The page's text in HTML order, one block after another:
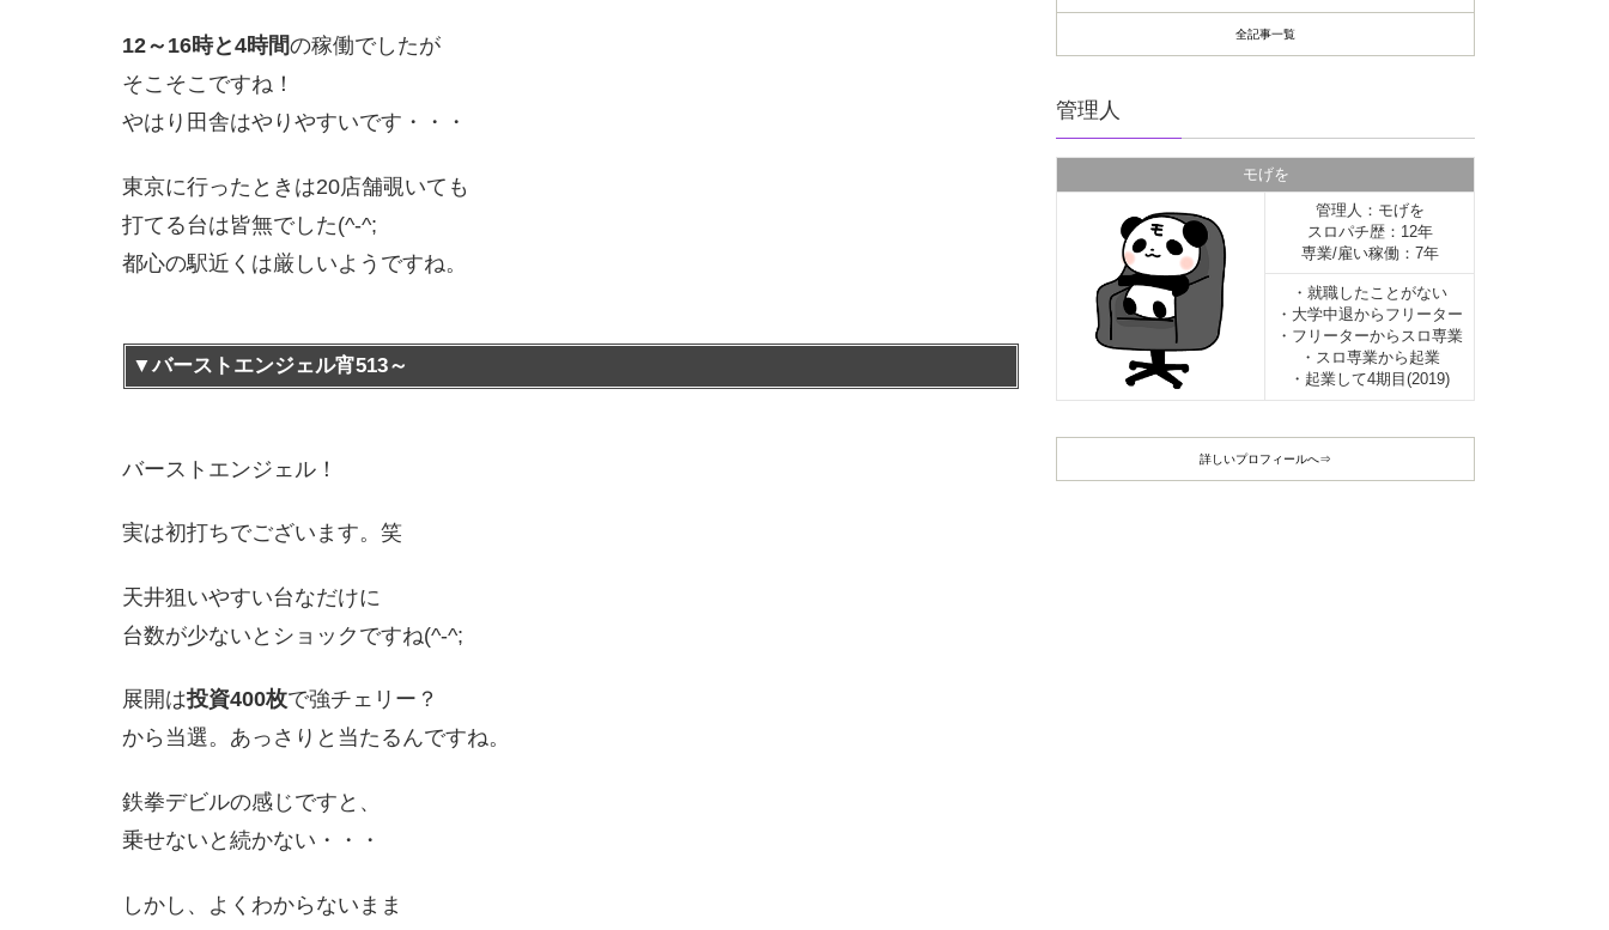
12～16時と4時間の稼働でしたが
そこそこですね！
やはり田舎はやりやすいです・・・
東京に行ったときは20店舗覗いても
打てる台は皆無でした(^-^;
都心の駅近くは厳しいようですね。
▼バーストエンジェル宵513～
バーストエンジェル！
実は初打ちでございます。笑
天井狙いやすい台なだけに
台数が少ないとショックですね(^-^;
展開は投資400枚で強チェリー？
から当選。あっさりと当たるんですね。
鉄拳デビルの感じですと、
乗せないと続かない・・・
しかし、よくわからないまま
全記事一覧
管理人
モげを
管理人：モげを
スロパチ歴：12年
専業/雇い稼働：7年
・就職したことがない
・大学中退からフリーター
・フリーターからスロ専業
・スロ専業から起業
・起業して4期目(2019)
詳しいプロフィールへ⇒